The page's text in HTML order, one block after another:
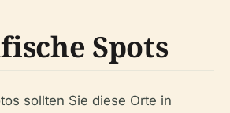
Spots
sollten Sie diese Orte in